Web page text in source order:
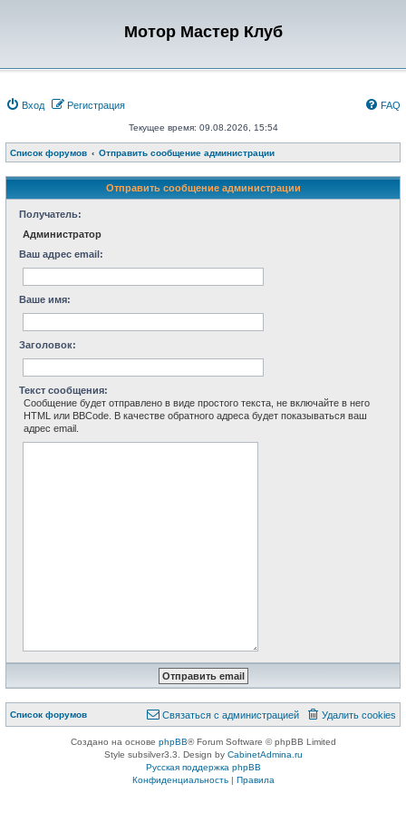
Мотор Мастер Клуб
Вход Регистрация FAQ
Текущее время: 09.08.2026, 15:54
Список форумов Отправить сообщение администрации
Отправить сообщение администрации
Получатель:
Администратор
Ваш адрес email:
Ваше имя:
Заголовок:
Текст сообщения:
Сообщение будет отправлено в виде простого текста, не включайте в него
HTML или BBCode. В качестве обратного адреса будет показываться ваш
адрес email.
Список форумов Удалить cookies
Связаться с администрацией
Создано на основе phpBB® Forum Software © phpBB Limited
Style subsilver3.3. Design by CabinetAdmina.ru
Русская поддержка phpBB
Конфиденциальность| Правила